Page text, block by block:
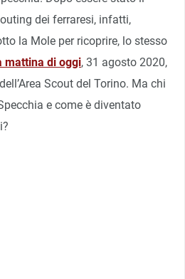
dei ferraresi, infatti,
la Mole per ricoprire, lo stesso
mattina di oggi, 31 agosto 2020,
Scout del Torino. Ma chi
e come è diventato